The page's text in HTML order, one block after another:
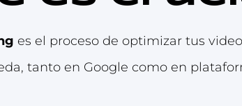
es el proceso de optimizar tus
tanto en Google como en